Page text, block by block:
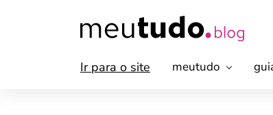
Ir para o site meutudo